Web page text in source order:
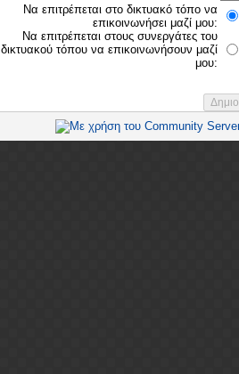
Να επιτρέπεται στο δικτυακό τόπο να
επικοινωνήσει μαζί μου:
Να επιτρέπεται στους συνεργάτες του
δικτυακού τόπου να επικοινωνήσουν μαζί
μου: